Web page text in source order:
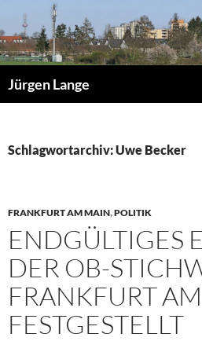
Inhalt
springen
Jürgen Lange
Schlagwortarchiv: Uwe Becker
FRANKFURT AM MAIN,POLITIK
ENDGÜLTIGES
DER OB-
FRANKFURT
FESTGESTELLT